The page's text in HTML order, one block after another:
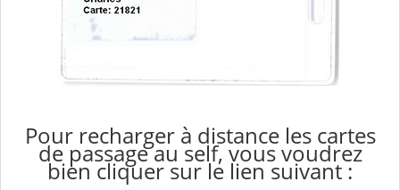
Pour recharger à distance les cartes
de passage au self, vous voudrez
bien cliquer sur le lien suivant :